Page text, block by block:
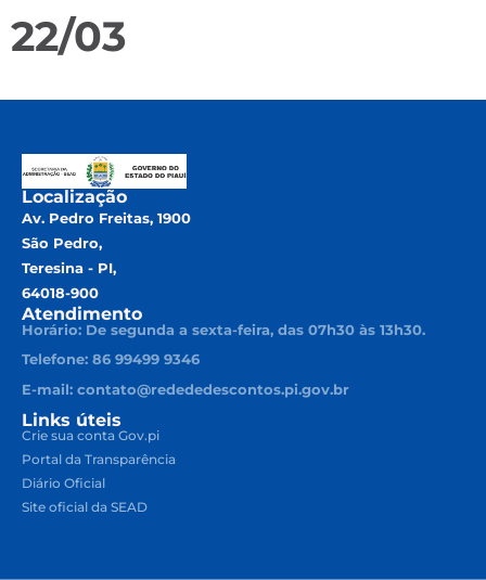
22/03
Localização
Av. Pedro Freitas, 1900
São Pedro,
Teresina - PI,
64018-900
Atendimento
Horário: De segunda a sexta-feira, das 07h30 às 13h30.
Telefone: 86 99499 9346
E-mail: contato@redededescontos.pi.gov.br
Links úteis
Crie sua conta Gov.pi
Portal da Transparência
Diário Oficial
Site oficial da SEAD